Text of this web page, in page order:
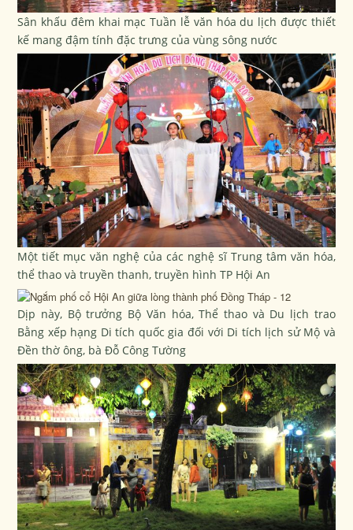
Sân khấu đêm khai mạc Tuần lễ văn hóa du lịch được thiết
kế mang đậm tính đặc trưng của vùng sông nước
Một tiết mục văn nghệ của các nghệ sĩ Trung tâm văn hóa,
thể thao và truyền thanh, truyền hình TP Hội An
Dịp này, Bộ trưởng Bộ Văn hóa, Thể thao và Du lịch trao
Bằng xếp hạng Di tích quốc gia đối với Di tích lịch sử Mộ và
Đền thờ ông, bà Đỗ Công Tường